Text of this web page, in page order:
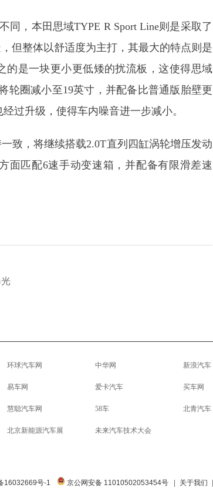
同，本田思域TYPE R Sport Line则是采取了
但整体以舒适度为主打，其最大的特点则是
的是一块更小更低矮的扰流板，这使得思域
轮圈减小至19英寸，并配备比普通版胎壁更
过升级，使得车内噪音进一步减小。
致，将继续搭载2.0T直列四缸涡轮增压发动
面匹配6速手动变速箱，并配备有限滑差速
环球汽车网 中华网 新浪汽车
易车网 爱卡汽车 买车网
慧聪汽车网 58车 北青汽车
北京新能源汽车展 未来汽车技术大会
16032669号-1 京公网安备 11010502053454号 关于我们